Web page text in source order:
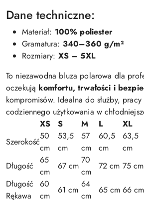
Dane techniczne:
Materiał: 100% poliester
Gramatura: 340–360 g/m²
Rozmiary: XS – 5XL
To niezawodna bluza polarowa dla
oczekują komfortu, trwałości i
kompromisów. Idealna do służby,
codziennego użytkowania w
XS
S M L XL
Szerokość
50
cm
53,5
cm
57
cm
60,5
cm
63,5
cm
Długość
65
cm
67 cm
70
cm
72 cm 75 cm
Długość
Rękawa
60
cm
61 cm
64
cm
65 cm 66 cm